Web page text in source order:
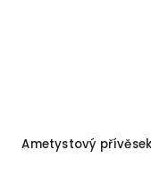
Ametystový přívěsek